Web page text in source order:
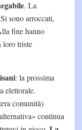
. La
sono arroccati,
fine hanno
loro triste
: la prossima
elettorale.
comunità)
continua